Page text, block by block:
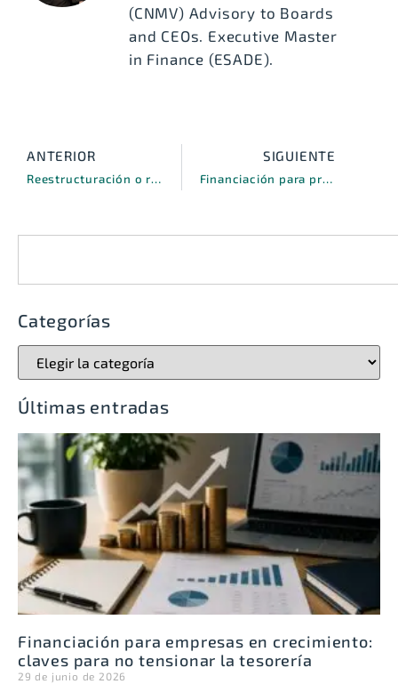
(CNMV) Advisory to Boards
and CEOs. Executive Master
in Finance (ESADE).
ANTERIOR
Reestructuración o refinanciación de deuda. He aquí la cuestión
SIGUIENTE
Financiación para promoción inmobiliaria, ¿conoces la financiación alternativa?
Categorías
Últimas entradas
Financiación para empresas en crecimiento:
claves para no tensionar la tesorería
29 de junio de 2026